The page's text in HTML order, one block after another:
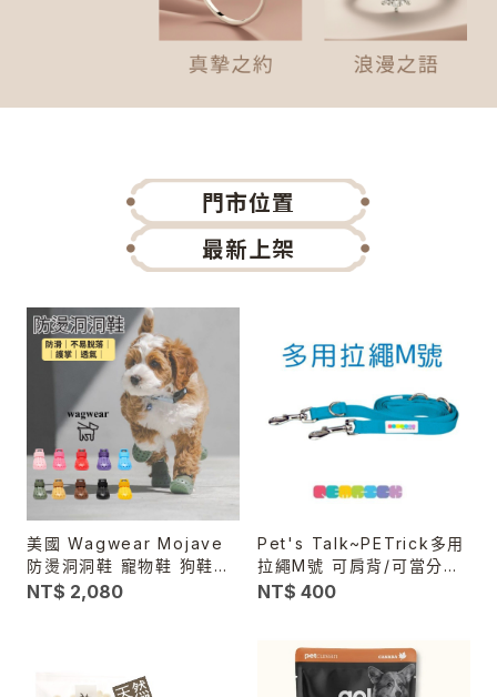
門市位置
最新上架
美國 Wagwear Mojave
防燙洞洞鞋 寵物鞋 狗鞋子
透氣防滑 不掉鞋 散步鞋 柏
NT$ 2,080
Pet's Talk~PETrick多用
拉繩M號 可肩背/可當分牽
繩.可自由變化長短
NT$ 400